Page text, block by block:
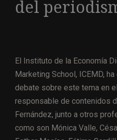
del
El Instituto de la Economía
Marketing School, ICEMD,
debate sobre este tema en
responsable de contenidos
Fernández, junto a otros
como son Mónica Valle,